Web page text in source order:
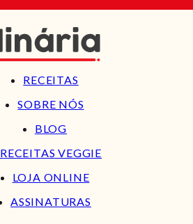
RECEITAS
SOBRE NÓS
BLOG
RECEITAS VEGGIE
LOJA ONLINE
ASSINATURAS